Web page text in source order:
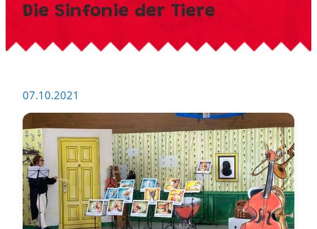
Die Sinfonie der Tiere
07.10.2021